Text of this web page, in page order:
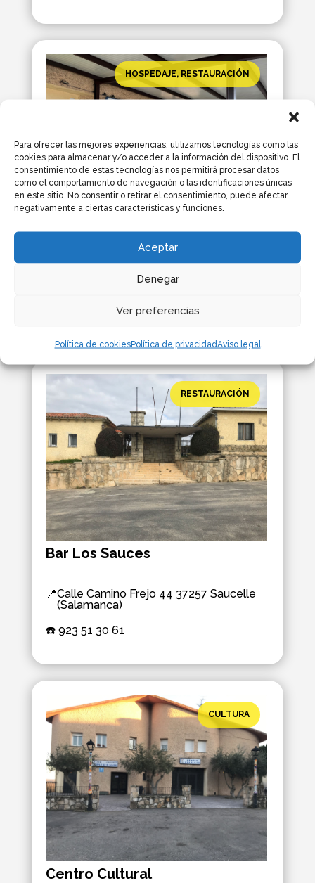
Para ofrecer las mejores experiencias, utilizamos tecnologías como las
cookies para almacenar y/o acceder a la información del dispositivo. El
consentimiento de estas tecnologías nos permitirá procesar datos
como el comportamiento de navegación o las identificaciones únicas
en este sitio. No consentir o retirar el consentimiento, puede afectar
negativamente a ciertas características y funciones.
Aceptar
Denegar
Ver preferencias
Política de cookiesPolítica de privacidadAviso legal
Bar La Cultural
HOSPEDAJE, RESTAURACIÓN
Carretera de Barruecopardo, 6 37257
Saucelle (Salamanca)
653 674 109
Bar Los Sauces
RESTAURACIÓN
📍Calle Camino Frejo 44 37257 Saucelle
(Salamanca)
☎️ 923 51 30 61
Centro Cultural
CULTURA